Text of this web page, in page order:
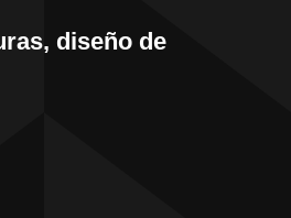
diseño de